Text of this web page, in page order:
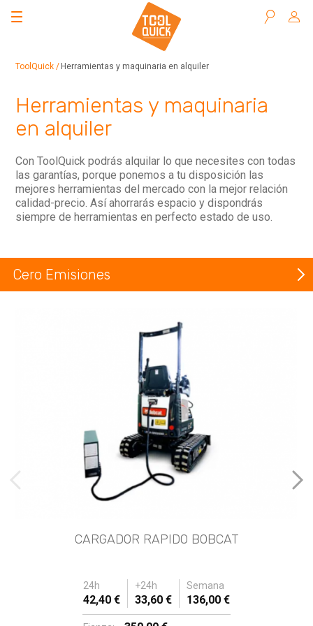
ToolQuick Herramientas y maquinaria en alquiler
Herramientas y maquinaria
en alquiler
Con ToolQuick podrás alquilar lo que necesites con todas
las garantías, porque ponemos a tu disposición las
mejores herramientas del mercado con la mejor relación
calidad-precio. Así ahorrarás espacio y dispondrás
siempre de herramientas en perfecto estado de uso.
Cero Emisiones
CARGADOR RAPIDO BOBCAT
24h +24h Semana
42,40 € 33,60 € 136,00 €
imágenes anteriores